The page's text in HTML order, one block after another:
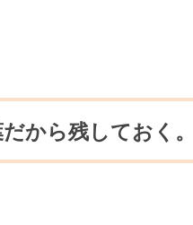
から残しておく。